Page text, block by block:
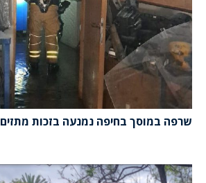
שרפה במוסך בחיפה נמנעה בזכות מתזים